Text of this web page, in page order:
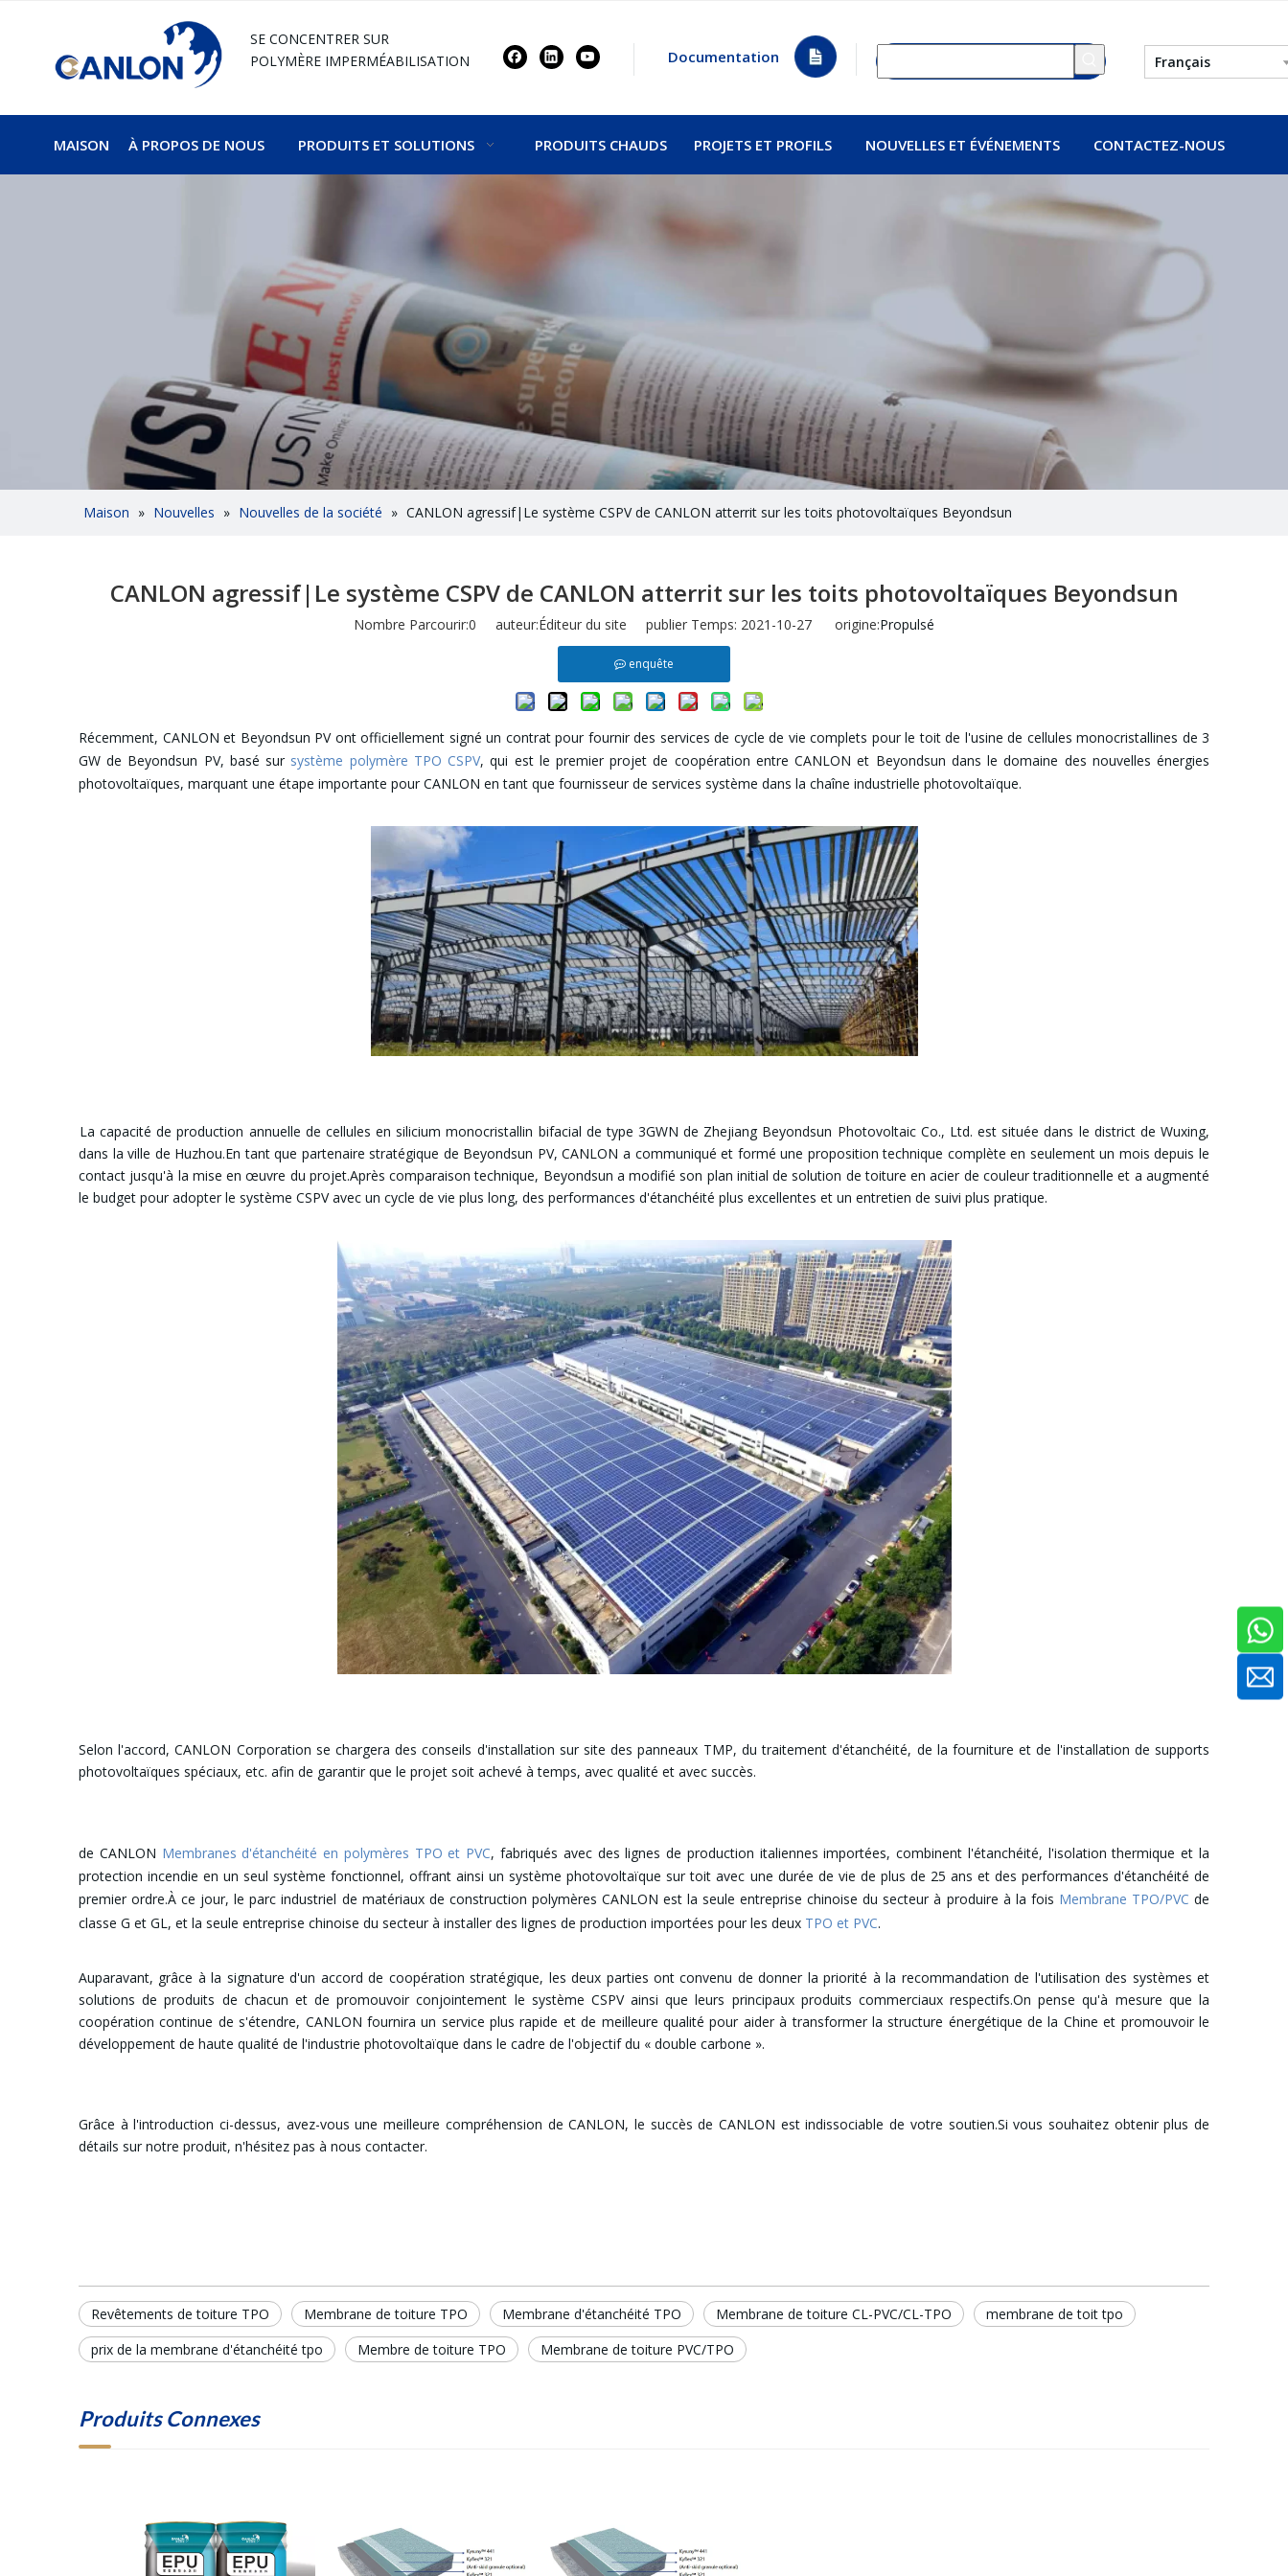
SE CONCENTRER SUR
POLYMÈRE IMPERMÉABILISATION Documentation Français
MAISON À PROPOS DE NOUS PRODUITS ET SOLUTIONS PRODUITS CHAUDS PROJETS ET PROFILS NOUVELLES ET ÉVÉNEMENTS CONTACTEZ-NOUS
Maison » Nouvelles » Nouvelles de la société » CANLON agressif|Le système CSPV de CANLON atterrit sur les toits photovoltaïques Beyondsun
CANLON agressif|Le système CSPV de CANLON atterrit sur les toits photovoltaïques Beyondsun
Nombre Parcourir:0 auteur:Éditeur du site publier Temps: 2021-10-27 origine:Propulsé
enquête
Récemment, CANLON et Beyondsun PV ont officiellement signé un contrat pour fournir des services de cycle de vie complets pour le toit de l'usine de cellules monocristallines de 3
GW de Beyondsun PV, basé sur système polymère TPO CSPV, qui est le premier projet de coopération entre CANLON et Beyondsun dans le domaine des nouvelles énergies
photovoltaïques, marquant une étape importante pour CANLON en tant que fournisseur de services système dans la chaîne industrielle photovoltaïque.
La capacité de production annuelle de cellules en silicium monocristallin bifacial de type 3GWN de Zhejiang Beyondsun Photovoltaic Co., Ltd. est située dans le district de Wuxing,
dans la ville de Huzhou.En tant que partenaire stratégique de Beyondsun PV, CANLON a communiqué et formé une proposition technique complète en seulement un mois depuis le
contact jusqu'à la mise en œuvre du projet.Après comparaison technique, Beyondsun a modifié son plan initial de solution de toiture en acier de couleur traditionnelle et a augmenté
le budget pour adopter le système CSPV avec un cycle de vie plus long, des performances d'étanchéité plus excellentes et un entretien de suivi plus pratique.
Selon l'accord, CANLON Corporation se chargera des conseils d'installation sur site des panneaux TMP, du traitement d'étanchéité, de la fourniture et de l'installation de supports
photovoltaïques spéciaux, etc. afin de garantir que le projet soit achevé à temps, avec qualité et avec succès.
de CANLON Membranes d'étanchéité en polymères TPO et PVC, fabriqués avec des lignes de production italiennes importées, combinent l'étanchéité, l'isolation thermique et la
protection incendie en un seul système fonctionnel, offrant ainsi un système photovoltaïque sur toit avec une durée de vie de plus de 25 ans et des performances d'étanchéité de
premier ordre.À ce jour, le parc industriel de matériaux de construction polymères CANLON est la seule entreprise chinoise du secteur à produire à la fois Membrane TPO/PVC de
classe G et GL, et la seule entreprise chinoise du secteur à installer des lignes de production importées pour les deux TPO et PVC.
Auparavant, grâce à la signature d'un accord de coopération stratégique, les deux parties ont convenu de donner la priorité à la recommandation de l'utilisation des systèmes et
solutions de produits de chacun et de promouvoir conjointement le système CSPV ainsi que leurs principaux produits commerciaux respectifs.On pense qu'à mesure que la
coopération continue de s'étendre, CANLON fournira un service plus rapide et de meilleure qualité pour aider à transformer la structure énergétique de la Chine et promouvoir le
développement de haute qualité de l'industrie photovoltaïque dans le cadre de l'objectif du « double carbone ».
Grâce à l'introduction ci-dessus, avez-vous une meilleure compréhension de CANLON, le succès de CANLON est indissociable de votre soutien.Si vous souhaitez obtenir plus de
détails sur notre produit, n'hésitez pas à nous contacter.
Revêtements de toiture TPO Membrane de toiture TPO Membrane d'étanchéité TPO Membrane de toiture CL-PVC/CL-TPO
membrane de toit tpo
prix de la membrane d'étanchéité tpo
Membre de toiture TPO Membrane de toiture PVC/TPO
Produits Connexes